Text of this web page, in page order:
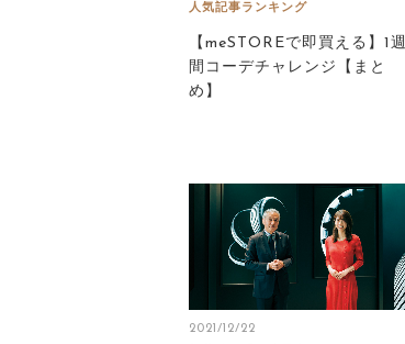
人気記事ランキング
【meSTOREで即買える】1週
間コーデチャレンジ【まと
め】
2021/12/22